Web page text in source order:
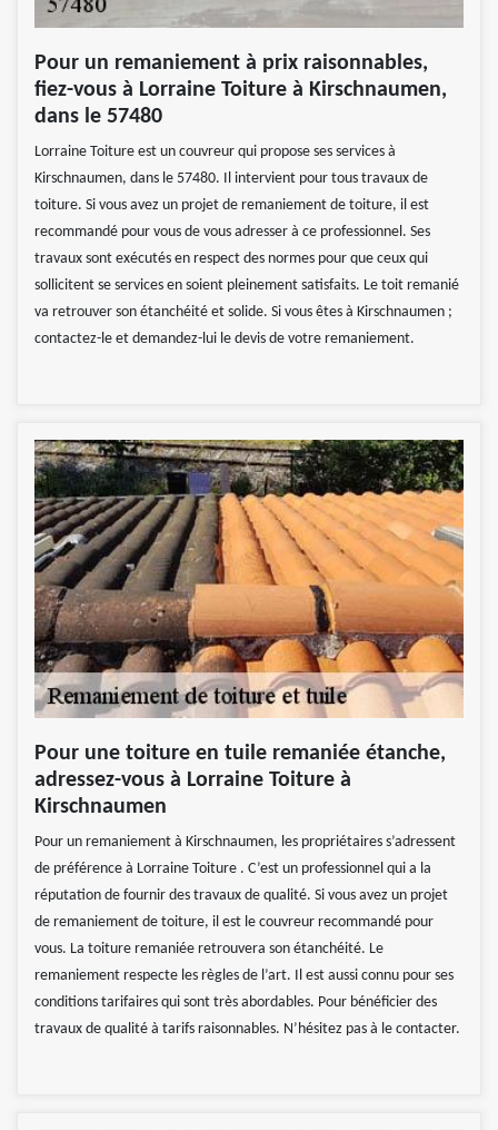
Pour un remaniement à prix raisonnables,
fiez-vous à Lorraine Toiture à Kirschnaumen,
dans le 57480
Lorraine Toiture est un couvreur qui propose ses services à
Kirschnaumen, dans le 57480. Il intervient pour tous travaux de
toiture. Si vous avez un projet de remaniement de toiture, il est
recommandé pour vous de vous adresser à ce professionnel. Ses
travaux sont exécutés en respect des normes pour que ceux qui
sollicitent se services en soient pleinement satisfaits. Le toit remanié
va retrouver son étanchéité et solide. Si vous êtes à Kirschnaumen ;
contactez-le et demandez-lui le devis de votre remaniement.
Pour une toiture en tuile remaniée étanche,
adressez-vous à Lorraine Toiture à
Kirschnaumen
Pour un remaniement à Kirschnaumen, les propriétaires s’adressent
de préférence à Lorraine Toiture . C’est un professionnel qui a la
réputation de fournir des travaux de qualité. Si vous avez un projet
de remaniement de toiture, il est le couvreur recommandé pour
vous. La toiture remaniée retrouvera son étanchéité. Le
remaniement respecte les règles de l’art. Il est aussi connu pour ses
conditions tarifaires qui sont très abordables. Pour bénéficier des
travaux de qualité à tarifs raisonnables. N’hésitez pas à le contacter.